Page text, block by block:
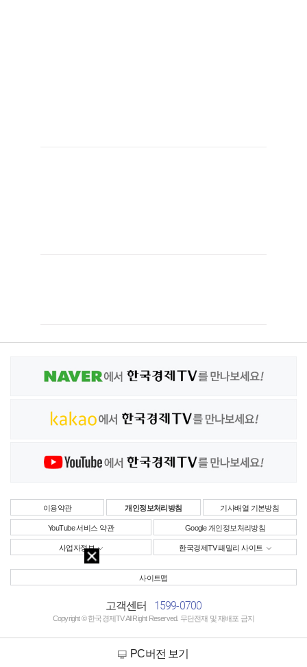
이용약관 개인정보처리방침 기사배열 기본방침
YouTube 서비스 약관 Google 개인정보처리방침
사업자정보 한국경제TV 패밀리 사이트
사이트맵
고객센터 1599-0700
Copyright © 한국경제TV All Right Reserved. 무단전재 및 재배포 금지
PC버전 보기